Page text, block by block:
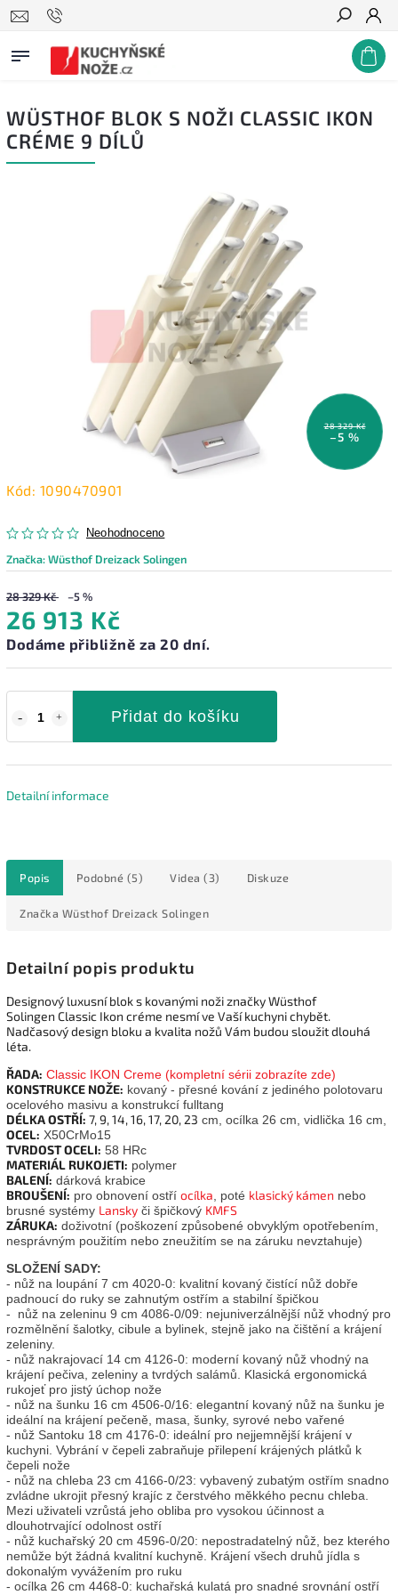
Hledat
WÜSTHOF BLOK S NOŽI CLASSIC IKON
CRÉME 9 DÍLŮ
28 329 Kč
–5 %
Kód: 1090470901
Neohodnoceno
Značka:Wüsthof Dreizack Solingen
28 329 Kč –5 %
26 913 Kč
Dodáme přibližně za 20 dní.
Přidat do košíku
Detailní informace
Popis Podobné (5) Videa (3) Diskuze
Značka Wüsthof Dreizack Solingen
Detailní popis produktu
Designový luxusní blok s kovanými noži značky Wüsthof
Solingen Classic Ikon créme nesmí ve Vaší kuchyni chybět.
Nadčasový design bloku a kvalita nožů Vám budou sloužit dlouhá
léta.
ŘADA: Classic IKON Creme (kompletní sérii zobrazíte zde)
KONSTRUKCE NOŽE: kovaný - přesné kování z jediného polotovaru
ocelového masivu a konstrukcí fulltang
DÉLKA OSTŘÍ: 7, 9, 14, 16, 17, 20, 23 cm, ocílka 26 cm, vidlička 16 cm,
OCEL: X50CrMo15
TVRDOST OCELI: 58 HRc
MATERIÁL RUKOJETI: polymer
BALENÍ: dárková krabice
BROUŠENÍ: pro obnovení ostří ocílka , poté klasický kámen nebo
brusné systémy Lansky či špičkový KMFS
ZÁRUKA: doživotní (poškození způsobené obvyklým opotřebením,
nesprávným použitím nebo zneužitím se na záruku nevztahuje)
SLOŽENÍ SADY:
- nůž na loupání 7 cm 4020-0: kvalitní kovaný čistící nůž dobře
padnoucí do ruky se zahnutým ostřím a stabilní špičkou
- nůž na zeleninu 9 cm 4086-0/09: nejuniverzálnější nůž vhodný pro
rozmělnění šalotky, cibule a bylinek, stejně jako na čištění a krájení
zeleniny.
- nůž nakrajovací 14 cm 4126-0: moderní kovaný nůž vhodný na
krájení pečiva, zeleniny a tvrdých salámů. Klasická ergonomická
rukojeť pro jistý úchop nože
- nůž na šunku 16 cm 4506-0/16: elegantní kovaný nůž na šunku je
ideální na krájení pečeně, masa, šunky, syrové nebo vařené
- nůž Santoku 18 cm 4176-0: ideální pro nejjemnější krájení v
kuchyni. Vybrání v čepeli zabraňuje přilepení krájených plátků k
čepeli nože
- nůž na chleba 23 cm 4166-0/23: vybavený zubatým ostřím snadno
zvládne ukrojit přesný krajíc z čerstvého měkkého pecnu chleba.
Mezi uživateli vzrůstá jeho obliba pro vysokou účinnost a
dlouhotrvající odolnost ostří
- nůž kuchařský 20 cm 4596-0/20: nepostradatelný nůž, bez kterého
nemůže být žádná kvalitní kuchyně. Krájení všech druhů jídla s
dokonalým vyvážením pro ruku
- ocílka 26 cm 4468-0: kuchařská kulatá pro snadné srovnání ostří